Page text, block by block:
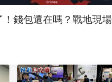
！錢包還在嗎？戰地現